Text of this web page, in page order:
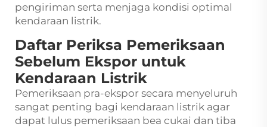
pengiriman serta menjaga kondisi optimal
kendaraan listrik.
Daftar Periksa Pemeriksaan
Sebelum Ekspor untuk
Kendaraan Listrik
Pemeriksaan pra-ekspor secara menyeluruh
sangat penting bagi kendaraan listrik agar
dapat lulus pemeriksaan bea cukai dan tiba